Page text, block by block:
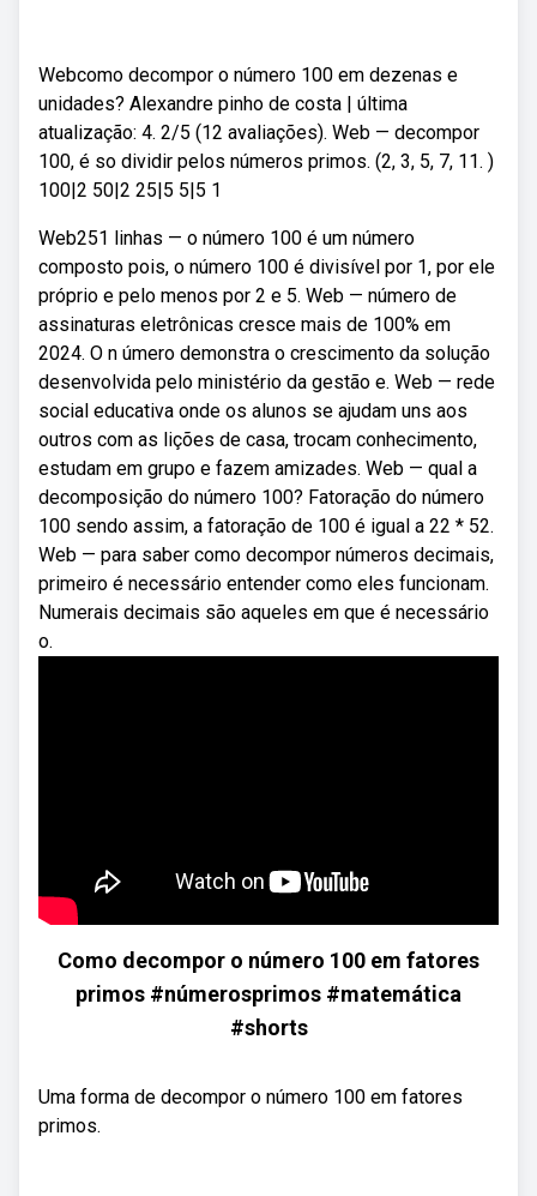
Webcomo decompor o número 100 em dezenas e
unidades? Alexandre pinho de costa | última
atualização: 4. 2/5 (12 avaliações). Web — decompor
100, é so dividir pelos números primos. (2, 3, 5, 7, 11. )
100|2 50|2 25|5 5|5 1
Web251 linhas — o número 100 é um número
composto pois, o número 100 é divisível por 1, por ele
próprio e pelo menos por 2 e 5. Web — número de
assinaturas eletrônicas cresce mais de 100% em
2024. O n úmero demonstra o crescimento da solução
desenvolvida pelo ministério da gestão e. Web — rede
social educativa onde os alunos se ajudam uns aos
outros com as lições de casa, trocam conhecimento,
estudam em grupo e fazem amizades. Web — qual a
decomposição do número 100? Fatoração do número
100 sendo assim, a fatoração de 100 é igual a 22 * 52.
Web — para saber como decompor números decimais,
primeiro é necessário entender como eles funcionam.
Numerais decimais são aqueles em que é necessário
o.
Como decompor o número 100 em fatores
primos #númerosprimos #matemática
#shorts
Uma forma de decompor o número 100 em fatores
primos.